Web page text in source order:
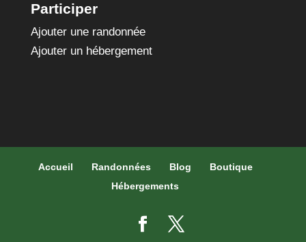
Participer
Ajouter une randonnée
Ajouter un hébergement
Accueil Randonnées Blog
Boutique
Hébergements